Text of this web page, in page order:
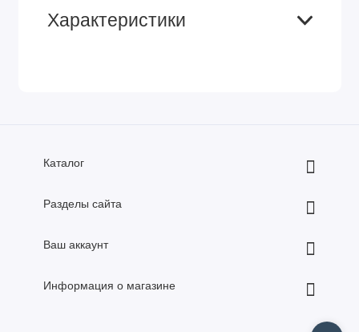
Характеристики
Каталог
Разделы сайта
Ваш аккаунт
Информация о магазине